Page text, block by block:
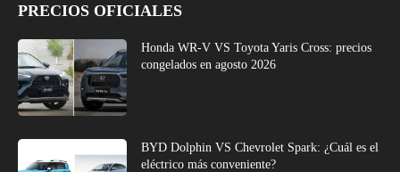
PRECIOS OFICIALES
Honda WR-V VS Toyota Yaris Cross: precios
congelados en agosto 2026
BYD Dolphin VS Chevrolet Spark: ¿Cuál es el
eléctrico más conveniente?